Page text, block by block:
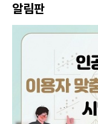
알림판